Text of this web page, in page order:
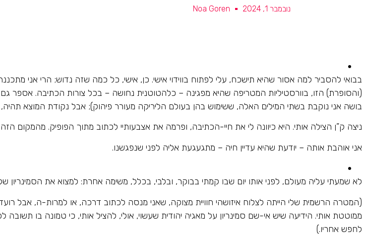
נובמבר 1, 2024 Noa Goren
בבואי להסביר למה אסור שהיא תישכח, עלי לפתוח בווידוי אישי. כן, אישי, כל כמה שזה נדוש; הרי אני
(והסופרת) הזו, בוורסטיליות המטריפה שהיא מפגינה – כלהטוטנית נחושה – בכל צורות הכתיבה. אספר גם
בושה אני נוקבת בשתי המילים האלה, ששימוש בהן בעולם הליריקה מעורר פיהוק); אבל נקודת המוצא תהיה,
ניצה ק”ן הצילה אותי. היא כיוונה לי את חיי-הכתיבה, ופרמה את אצבעותיי לכתוב מתוך הפופיק. מהמקום
אני אוהבת אותה – יודעת שהיא עדיין חיה – מתגעגעת אליה לפני שנפגשנו.
לא שמעתי עליה מעולם, לפני אותו יום שבו קמתי בבוקר, ובלבי, בכלל, משימה אחרת: למצוא את הסמינריון של
(המטרה הרשמית שלי הייתה לצלוח איזושהי חוויית מצוקה, שאני מנסה לכתוב דרכה, או למרות-ה, אבל
ממוטטת אותי. הידיעה שיש אי-שם סמינריון על מאגיה יהודית שעשוי, אולי, להציל אותי, כי טמונה בו
לחפש אחריו.)